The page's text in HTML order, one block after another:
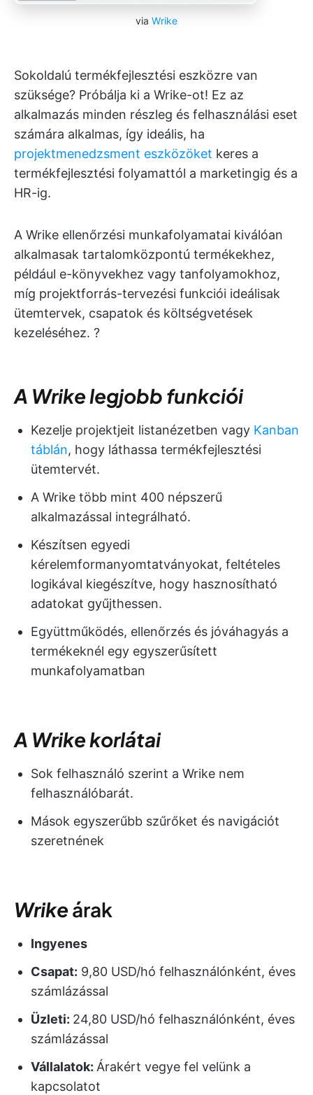
via Wrike
Sokoldalú termékfejlesztési eszközre van
szüksége? Próbálja ki a Wrike-ot! Ez az
alkalmazás minden részleg és felhasználási eset
számára alkalmas, így ideális, ha
projektmenedzsment eszközöket keres a
termékfejlesztési folyamattól a marketingig és a
HR-ig.
A Wrike ellenőrzési munkafolyamatai kiválóan
alkalmasak tartalomközpontú termékekhez,
például e-könyvekhez vagy tanfolyamokhoz,
míg projektforrás-tervezési funkciói ideálisak
ütemtervek, csapatok és költségvetések
kezeléséhez. ?
A Wrike legjobb funkciói
Kezelje projektjeit listanézetben vagy Kanban
táblán, hogy láthassa termékfejlesztési
ütemtervét.
A Wrike több mint 400 népszerű
alkalmazással integrálható.
Készítsen egyedi
kérelemformanyomtatványokat, feltételes
logikával kiegészítve, hogy hasznosítható
adatokat gyűjthessen.
Együttműködés, ellenőrzés és jóváhagyás a
termékeknél egy egyszerűsített
munkafolyamatban
A Wrike korlátai
Sok felhasználó szerint a Wrike nem
felhasználóbarát.
Mások egyszerűbb szűrőket és navigációt
szeretnének
Wrikeárak
Ingyenes
Csapat: 9,80 USD/hó felhasználónként, éves
számlázással
Üzleti: 24,80 USD/hó felhasználónként, éves
számlázással
Vállalatok: Árakért vegye fel velünk a
kapcsolatot